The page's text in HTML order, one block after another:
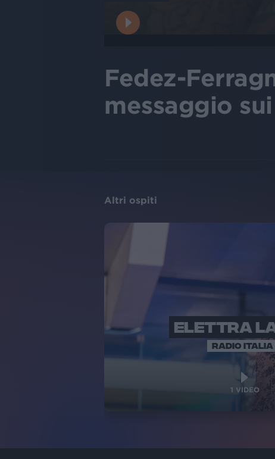
Fedez-
messaggio
Altri ospiti
ELETTRA
RADIO ITALIA
1 VIDEO